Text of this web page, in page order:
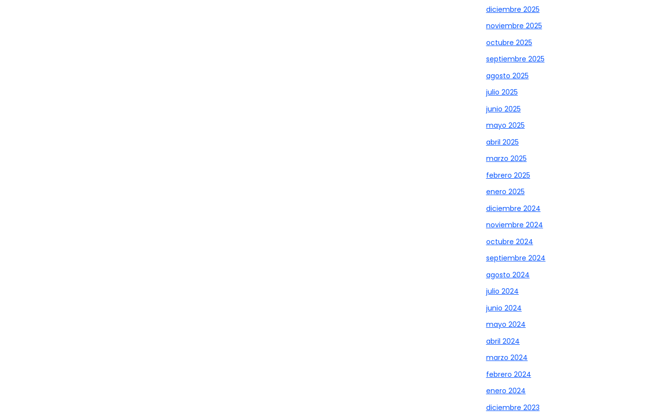
diciembre 2025
noviembre 2025
octubre 2025
septiembre 2025
agosto 2025
julio 2025
junio 2025
mayo 2025
abril 2025
marzo 2025
febrero 2025
enero 2025
diciembre 2024
noviembre 2024
octubre 2024
septiembre 2024
agosto 2024
julio 2024
junio 2024
mayo 2024
abril 2024
marzo 2024
febrero 2024
enero 2024
diciembre 2023